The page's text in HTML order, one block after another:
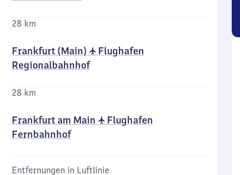
28 km
Frankfurt (Main) ✈ Flughafen
Regionalbahnhof
28 km
Frankfurt am Main ✈ Flughafen
Fernbahnhof
Entfernungen in Luftlinie